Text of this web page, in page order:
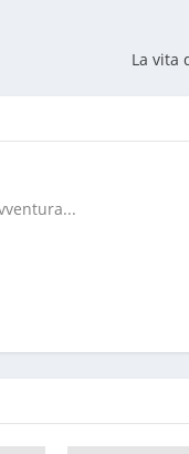
La vita